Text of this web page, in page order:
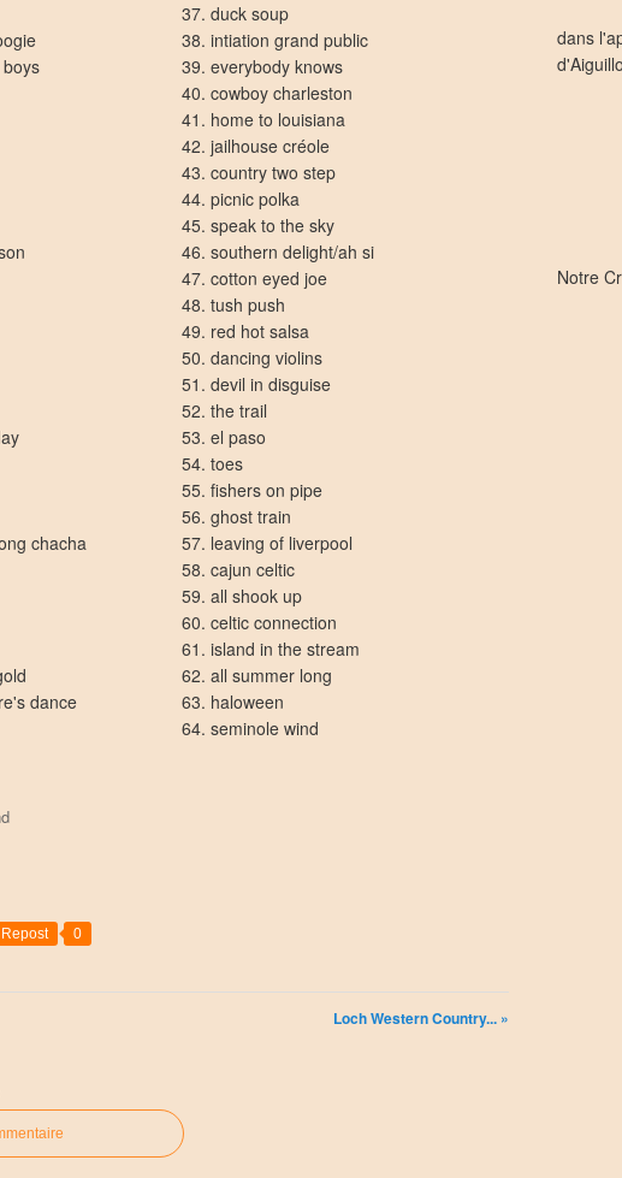
37. duck soup
38. intiation grand public
39. everybody knows
40. cowboy charleston
41. home to louisiana
42. jailhouse créole
43. country two step
44. picnic polka
45. speak to the sky
46. southern delight/ah si
47. cotton eyed joe
48. tush push
49. red hot salsa
50. dancing violins
51. devil in disguise
52. the trail
53. el paso
54. toes
55. fishers on pipe
56. ghost train
chacha
57. leaving of liverpool
58. cajun celtic
59. all shook up
60. celtic connection
61. island in the stream
62. all summer long
dance
63. haloween
64. seminole wind
Repost 0
Loch Western Country... »
dans
Notre